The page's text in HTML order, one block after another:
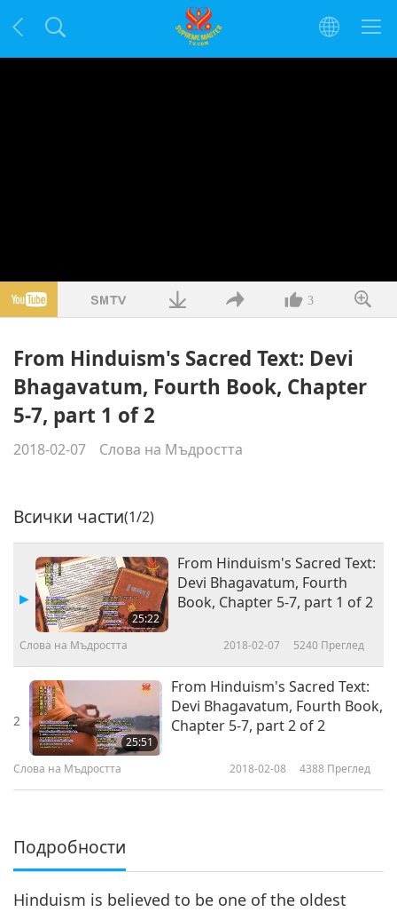
3
From Hinduism's Sacred Text: Devi
Bhagavatum, Fourth Book, Chapter
5-7, part 1 of 2
2018-02-07 Слова на Мъдростта
Всички части(1/2)
25:22
From Hinduism's Sacred Text:
Devi Bhagavatum, Fourth
Book, Chapter 5-7, part 1 of 2
Слова на Мъдростта 2018-02-07 5240 Преглед
2
25:51
From Hinduism's Sacred Text:
Devi Bhagavatum, Fourth Book,
Chapter 5-7, part 2 of 2
Слова на Мъдростта 2018-02-08 4388 Преглед
Подробности
Hinduism is believed to be one of the oldest